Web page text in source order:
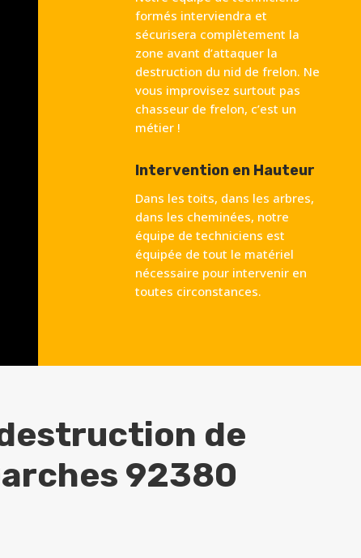
formés interviendra et
sécurisera complètement la
zone avant d’attaquer la
destruction du nid de frelon. Ne
vous improvisez surtout pas
chasseur de frelon, c’est un
métier !
Intervention en Hauteur
Dans les toits, dans les arbres,
dans les cheminées, notre
équipe de techniciens est
équipée de tout le matériel
nécessaire pour intervenir en
toutes circonstances.
de
92380